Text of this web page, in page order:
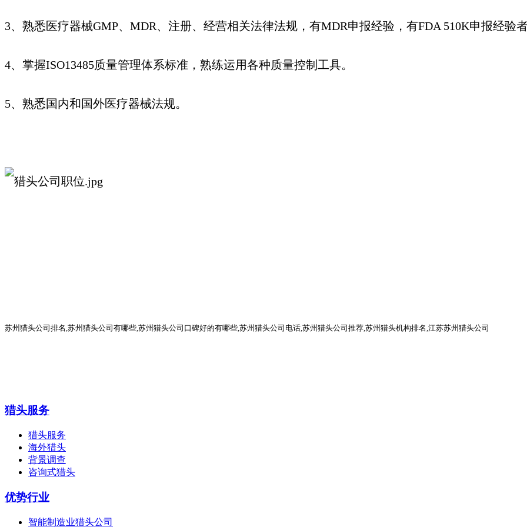
3、熟悉医疗器械GMP、MDR、注册、经营相关法律法规，有MDR申报经验，有FDA 510K申报经验
4、掌握ISO13485质量管理体系标准，熟练运用各种质量控制工具。
5、熟悉国内和国外医疗器械法规。
苏州猎头公司排名 苏州猎头公司有哪些 ,苏州猎头公司口碑好的有哪些, 苏州猎头公司电话 苏州猎头公司推荐 ,苏州猎头机构排名,江苏苏州猎头公司
猎头服务
猎头服务
海外猎头
背景调查
咨询式猎头
优势行业
智能制造业猎头公司